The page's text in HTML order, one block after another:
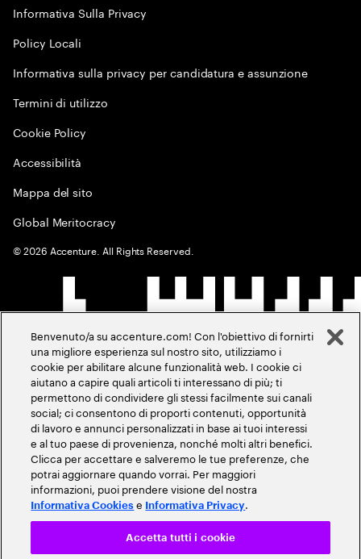
Informativa Sulla Privacy
Policy Locali
Informativa sulla privacy per candidatura e assunzione
Termini di utilizzo
Cookie Policy
Accessibilità
Mappa del sito
Global Meritocracy
©2026 Accenture. All Rights Reserved.
Benvenuto/a su accenture.com! Con l'obiettivo di fornirti
una migliore esperienza sul nostro sito, utilizziamo i
cookie per abilitare alcune funzionalità web. I cookie ci
aiutano a capire quali articoli ti interessano di più; ti
permettono di condividere gli stessi facilmente sui canali
social; ci consentono di proporti contenuti, opportunità
di lavoro e annunci personalizzati in base ai tuoi interessi
e al tuo paese di provenienza, nonché molti altri benefici.
Clicca per accettare e salveremo le tue preferenze, che
potrai aggiornare quando vorrai. Per maggiori
informazioni, puoi prendere visione del nostra
Informativa Cookies e Informativa Privacy.
Accetta tutti i cookie